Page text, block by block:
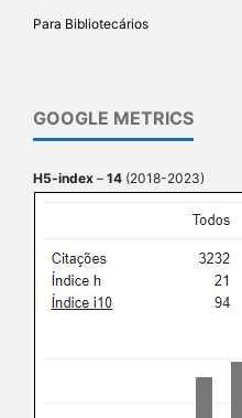
Para Bibliotecários
GOOGLE METRICS
H5-index – 14 (2018-2023)